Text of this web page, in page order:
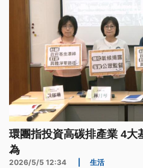
環團指投資高碳排產業 4大
為
2026/5/5 12:34 生活